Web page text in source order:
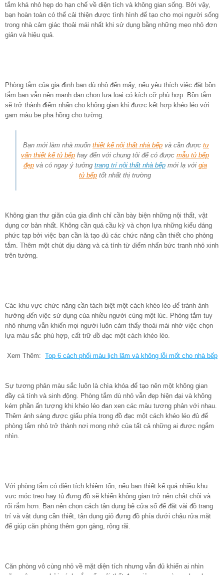
tắm khá nhỏ hẹp do hạn chế về diện tích và không gian sống. Bởi vậy,
bạn hoàn toàn có thể cải thiện được tình hình để tạo cho mọi người sống
trong nhà cảm giác thoải mái nhất khi sử dụng bằng những mẹo nhỏ đơn
giản và hiệu quả.
Phòng tắm của gia đình bạn dù nhỏ đến mấy, nếu yêu thích việc đặt bồn
tắm bạn vẫn nên mạnh dạn chọn lựa loại có kích cỡ phù hợp. Bồn tắm
sẽ trở thành điểm nhấn cho không gian khi được kết hợp khéo léo với
gam màu be pha hồng cho tường.
Bạn mới làm nhà muốn thiết kế nội thất nhà bếp và cần được tư
vấn thiết kế tủ bếp hay đến với chung tôi để có được mẫu tủ bếp
đẹpvà có ngay ý tưởng trang trí nội thất nhà bếpmới lạ với gia
tủ bếp tốt nhất thị trường
Không gian thư giãn của gia đình chỉ cần bày biện những nội thất, vật
dụng cơ bản nhất. Không cần quá cầu kỳ và chọn lựa những kiểu dáng
phức tạp bởi việc bạn cần là tạo đủ các chức năng cần thiết cho phòng
tắm. Thêm một chút dịu dàng và cá tính từ điểm nhấn bức tranh nhỏ xinh
trên tường.
Các khu vực chức năng cần tách biệt một cách khéo léo để tránh ảnh
hưởng đến việc sử dụng của nhiều người cùng một lúc. Phòng tắm tuy
nhỏ nhưng vẫn khiến mọi người luôn cảm thấy thoải mái nhờ việc chọn
lựa màu sắc phù hợp, cất trữ đồ đạc một cách khéo léo.
Xem Thêm: Top 6 cách phối màu lịch lãm và không lỗi mốt cho nhà bếp
Sự tương phản màu sắc luôn là chìa khóa để tạo nên một không gian
đầy cá tính và sinh động. Phòng tắm dù nhỏ vẫn đẹp hiện đại và không
kém phần ấn tượng khi khéo léo đan xen các màu tương phản với nhau.
Thêm ánh sáng được giấu phía trong đồ đạc một cách khéo léo đủ để
phòng tắm nhỏ trở thành nơi mong nhớ của tất cả những ai được ngắm
nhìn.
Với phòng tắm có diện tích khiêm tốn, nếu bạn thiết kế quá nhiều khu
vực móc treo hay tủ đựng đồ sẽ khiến không gian trở nên chật chội và
rối rắm hơn. Bạn nên chọn cách tận dụng bệ cửa sổ để đặt vài đồ trang
trí và vật dụng cần thiết, tận dụng giỏ đựng đồ phía dưới chậu rửa mặt
để giúp căn phòng thêm gọn gàng, rộng rãi.
Căn phòng vô cùng nhỏ về mặt diện tích nhưng vẫn đủ khiến ai nhìn